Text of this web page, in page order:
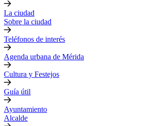
La ciudad
Sobre la ciudad
Teléfonos de interés
Agenda urbana de Mérida
Cultura y Festejos
Guía útil
Ayuntamiento
Alcalde